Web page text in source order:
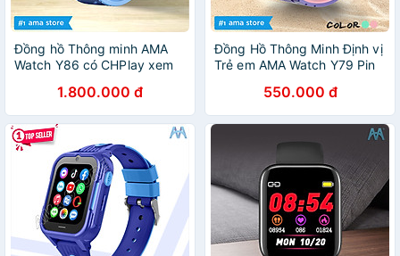
Đồng hồ Thông minh AMA
Watch Y86 có CHPlay xem
sim 4G Định vị Kép GPS Wifi
cho Trẻ em cấp 1 2 - Hàng
chính hãng
1.800.000 đ
Đồng Hồ Thông Minh Định vị
Trẻ em AMA Watch Y79 Pin
sài Sim 4G gọi Điện thoại 2
chiều Hàng nhập khẩu
550.000 đ